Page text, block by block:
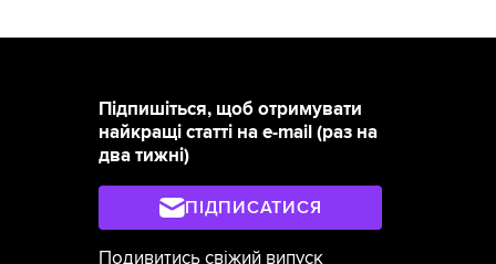
Підпишіться, щоб отримувати
найкращі статті на e-mail (раз на
два тижні)
ПІДПИСАТИСЯ
Подивитись свіжий випуск